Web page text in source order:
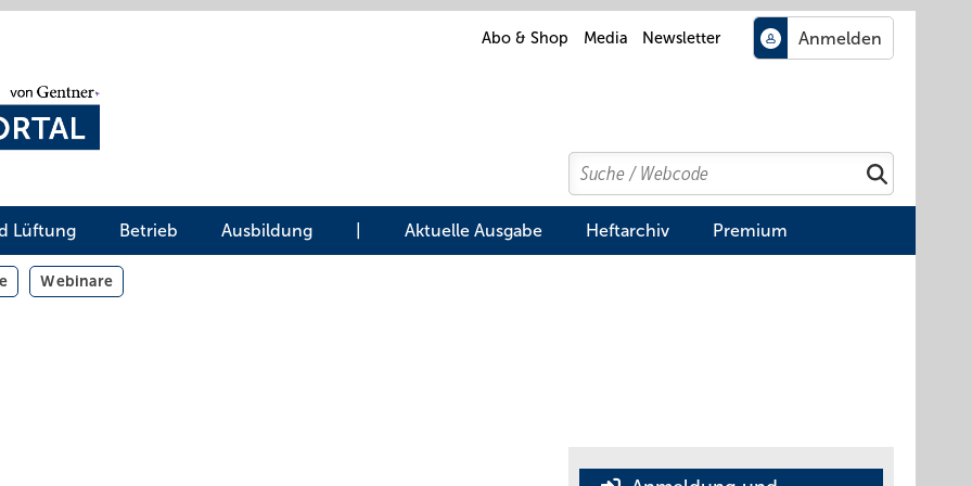
Abo & Shop Media Newsletter
Search
Suchen
Lüftung Betrieb Ausbildung Aktuelle Ausgabe Heftarchiv Premium
Webinare